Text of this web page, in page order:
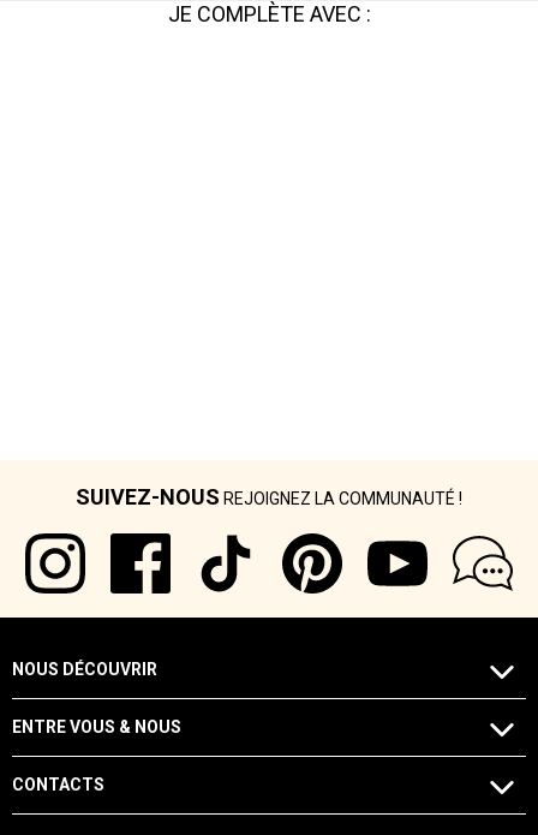
JE COMPLÈTE AVEC :
SUIVEZ-NOUS REJOIGNEZ LA COMMUNAUTÉ !
NOUS DÉCOUVRIR
ENTRE VOUS & NOUS
CONTACTS